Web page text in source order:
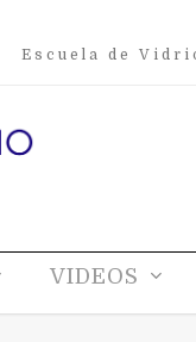
Escuela de
VIDEOS